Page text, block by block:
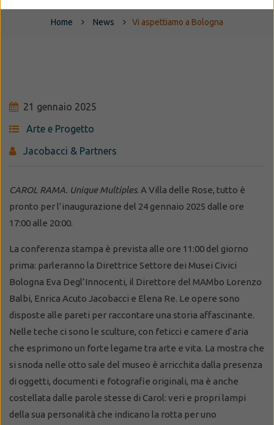
Home News Vi aspettiamo a Bologna
21 gennaio 2025
Arte e Progetto
Jacobacci & Partners
CAROL RAMA. Unique Multiples. A Villa delle Rose, tutto è
pronto per l’inaugurazione del 24 gennaio 2025 dalle ore
17:00 alle 20:00.
La conferenza stampa è prevista alle ore 11:00 del giorno
prima: parleranno la Direttrice Settore dei Musei Civici
Bologna Eva Degl’Innocenti, il Direttore del MAMbo Lorenzo
Balbi, Enrica Acuto Jacobacci e Elena Re. Le opere sono
disposte alle pareti per raccontare una storia affascinante.
Nelle teche ci sono le sculture, con feticci e camere d’aria
che esprimono un forte legame tra arte e vita. La mostra che
si snoda nelle otto sale del museo è arricchita dalla presenza
di oggetti, documenti e fotografie originali, ma è anche
costellata dalle parole stesse di Carol: veri e propri lampi
della sua personalità che indicano la rotta per uno